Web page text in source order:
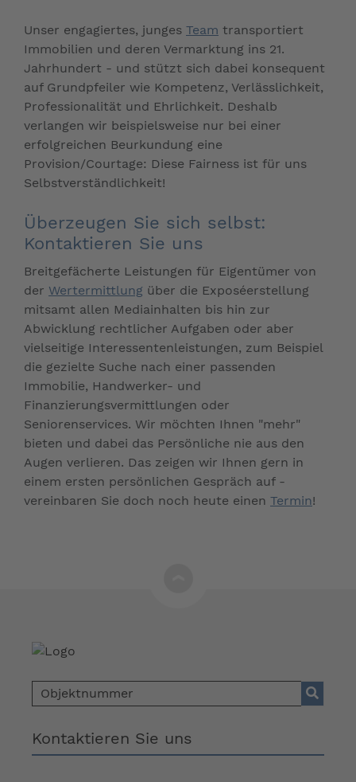
Unser engagiertes, junges Team transportiert
Immobilien und deren Vermarktung ins 21.
Jahrhundert - und stützt sich dabei konsequent
auf Grundpfeiler wie Kompetenz, Verlässlichkeit,
Professionalität und Ehrlichkeit. Deshalb
verlangen wir beispielsweise nur bei einer
erfolgreichen Beurkundung eine
Provision/Courtage: Diese Fairness ist für uns
Selbstverständlichkeit!
Überzeugen Sie sich selbst:
Kontaktieren Sie uns
Breitgefächerte Leistungen für Eigentümer von
der Wertermittlung über die Exposéerstellung
mitsamt allen Mediainhalten bis hin zur
Abwicklung rechtlicher Aufgaben oder aber
vielseitige Interessentenleistungen, zum Beispiel
die gezielte Suche nach einer passenden
Immobilie, Handwerker- und
Finanzierungsvermittlungen oder
Seniorenservices. Wir möchten Ihnen "mehr"
bieten und dabei das Persönliche nie aus den
Augen verlieren. Das zeigen wir Ihnen gern in
einem ersten persönlichen Gespräch auf -
vereinbaren Sie doch noch heute einen Termin!
Kontaktieren Sie uns